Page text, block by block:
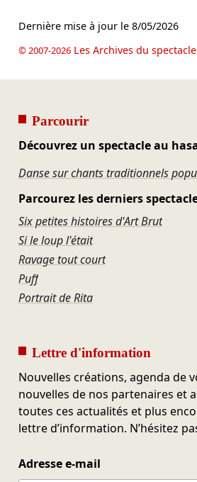
Dernière mise à jour le 8/05/2026
© 2007-2026Les Archives du spectacle
Parcourir
Découvrez un spectacle au
Danse sur chants traditionnels
Parcourez les derniers
Six petites histoires d'Art Brut
Si le loup l'était
Ravage tout court
Puff
Portrait de Rita
Lettre d'information
Nouvelles créations, agenda de
nouvelles de nos partenaires et
toutes ces actualités et plus
lettre d’information. N’hésitez
Adresse e-mail